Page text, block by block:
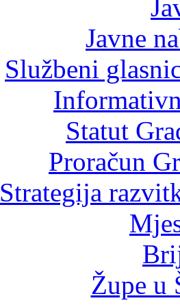
Javne
Službeni
Statut
Proračun
Strategija
Župe u